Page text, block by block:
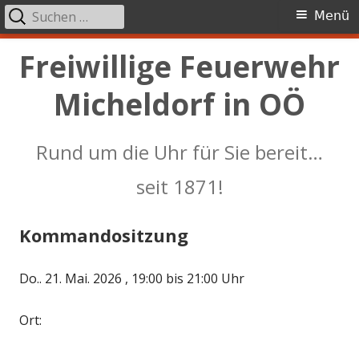
Freiwillige Feuerwehr
Micheldorf in OÖ
Rund um die Uhr für Sie bereit…
seit 1871!
Primäres
Menü
Menü
Suchen
nach:
Kommandositzung
Do.. 21. Mai. 2026 , 19:00 bis 21:00 Uhr
Ort: